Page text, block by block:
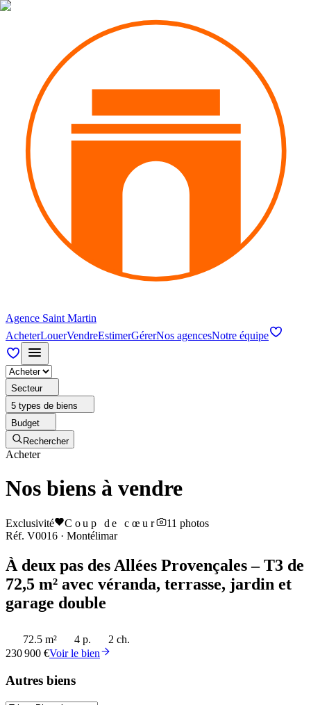
Agence Saint Martin
AcheterLouerVendreEstimerGérerNos agencesNotre équipe
Secteur
5 types de biens
Budget
Rechercher
Acheter
Nos biens à vendre
Exclusivité Coup de cœur 11 photos
Réf. V0016 · Montélimar
À deux pas des Allées Provençales – T3 de
72,5 m² avec véranda, terrasse, jardin et
garage double
72.5 m² 4 p.
2 ch.
230 900 €Voir le bien
Autres biens